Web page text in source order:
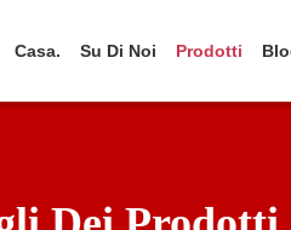
Casa. Su Di Noi Prodotti